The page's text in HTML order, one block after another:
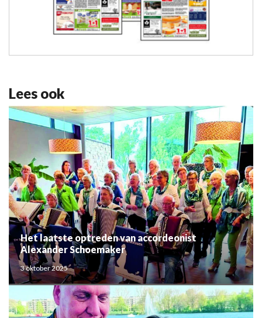
Lees ook
Het laatste optreden van accordeonist
Alexander Schoemaker
3 oktober 2025